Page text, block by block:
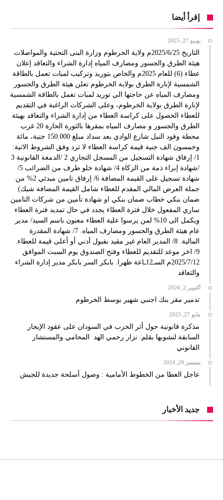
إقرأ أيضا
يونيو 27, 2025
التاريخ 2025/6/25م ولاية الخرطوم وزارة البنى التحتية والمواصلات
هيئة الطرق والجسور ومصارف المياه إدارة الشراء والتعاقد إعلان
عطاء (6) للعام 2025م والخاص بتوريد وتركيب لمبات تعمل بالطاقة
الشمسية لإنارة الطرق بولاية الخرطوم تعلن هيئة الطرق والجسور
ومصارف المياه عن حاجتها الي توريد لمبات تعمل بالطاقة الشمسية
لإنارة الطرق بولاية الخرطوم، وعلى الشركات الراغبة في التقديم
للعطاء الحصول على كراسة العطاء من إدارة الشراء والتعاقد بهيئة
الطرق والجسور و مصارف المياه بمقرها بالثورة الحارة 20 غرب
محطة وقود النيل شارع الوادي بعد سداد مبلغ 150.000 جنية، مائة
وخمسون الف جنية قيمة كراسة العطاء لا ترد وفق الشروط الاتية:
1/ إرفاق شهادة التسجيل من المسجل التجاري 2 /الدمغة القانونية 3
/شهادة إبراء ذمة من الزكاة 4/ شهادة خلو طرف من الضرائب 5/
شهادة تسجيل على القيمة المضافة 6/ إرفاق تامين مبدئي 2% من
جملة العرض المالي المقدم للعطاء شامل القيمة المضافة شيك)
ضمان بنكي خطاب ضمان بنكي او شهادة تأمين من شركات التامين
ساري المفعول خلال فترة العطاء يجدد في حال تمديد فترة العطاء
ويكمل الى 10% لمن يرسوا علية العطاء معنون باسم السيد/ مدير
عام هيئة الطرق والجسور ومصارف المياه. 7/ شهادة المقدرة
المالية. 8/ المدير العام غير مقيد بقبول أدني أو أعلى قيمة للعطاء.
9/ اخر موعد للتقديم للعطاء وفتح الصندوق يوم السبت الموافق
2025/7/12م السـ12ـاعة ظهرا. بابكر السر بابكر مدير إدارة الشراء
والتعاقد
أكتوبر 2, 2024
تدمير مقر بنك اجنبي شهير بوسط الخرطوم
مايو 27, 2025
مذكرة قانونية حول أثر الحرب في السودان على عقود الإيجار
السابقة لنشوبها بقلم: نزار رحمي الهد المحامي والمستشار
القانوني
سبتمبر 29, 2024
عاجل العطا من الخطوط الأمامية : وصول أسلحة جديدة للجيش
جديد الأخبار